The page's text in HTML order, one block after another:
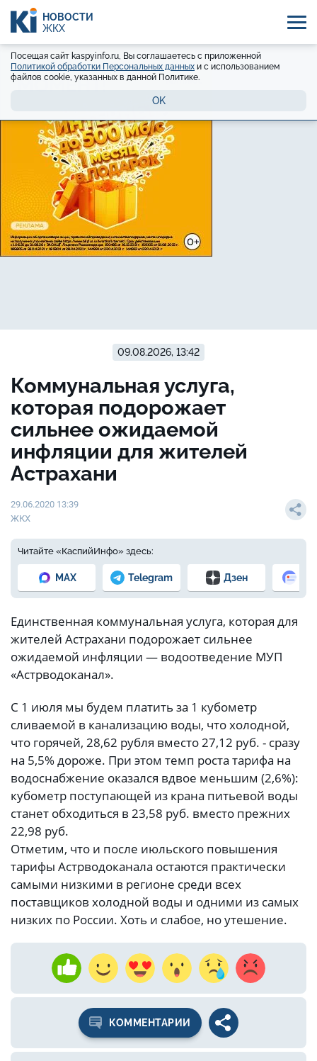
НОВОСТИ
ЖКХ
Посещая сайт kaspyinfo.ru, Вы соглашаетесь с приложенной
Политикой обработки Персональных данных и с использованием
файлов cookie, указанных в данной Политике.
OK
09.08.2026, 13:42
Коммунальная услуга,
которая подорожает
сильнее ожидаемой
инфляции для жителей
Астрахани
29.06.2020 13:39
ЖКХ
Читайте «КаспийИнфо» здесь:
MAX Telegram Дзен
Единственная коммунальная услуга, которая для
жителей Астрахани подорожает сильнее
ожидаемой инфляции — водоотведение МУП
«Астрводоканал».
С 1 июля мы будем платить за 1 кубометр
сливаемой в канализацию воды, что холодной,
что горячей, 28,62 рубля вместо 27,12 руб. - сразу
на 5,5% дороже. При этом темп роста тарифа на
водоснабжение оказался вдвое меньшим (2,6%):
кубометр поступающей из крана питьевой воды
станет обходиться в 23,58 руб. вместо прежних
22,98 руб.
Отметим, что и после июльского повышения
тарифы Астрводоканала остаются практически
самыми низкими в регионе среди всех
поставщиков холодной воды и одними из самых
низких по России. Хоть и слабое, но утешение.
КОММЕНТАРИИ